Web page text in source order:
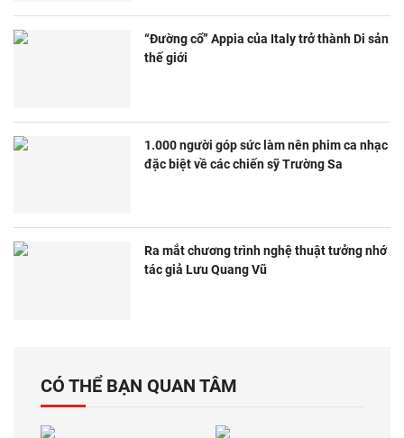
“Đường cổ” Appia của Italy trở thành Di sản
thế giới
1.000 người góp sức làm nên phim ca nhạc
đặc biệt về các chiến sỹ Trường Sa
Ra mắt chương trình nghệ thuật tưởng nhớ
tác giả Lưu Quang Vũ
CÓ THỂ BẠN QUAN TÂM